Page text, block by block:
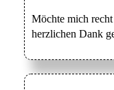
Möchte mich
herzlichen Dank